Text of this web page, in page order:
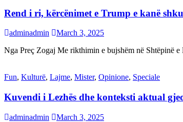
Rend i ri, kërcënimet e Trump e kanë
adminadmin
March 3, 2025
Nga Preç Zogaj Me rikthimin e bujshëm në Shtëpinë
Fun, Kulturë, Lajme, Mister, Opinione, Speciale
Kuvendi i Lezhës dhe konteksti aktual
adminadmin
March 3, 2025